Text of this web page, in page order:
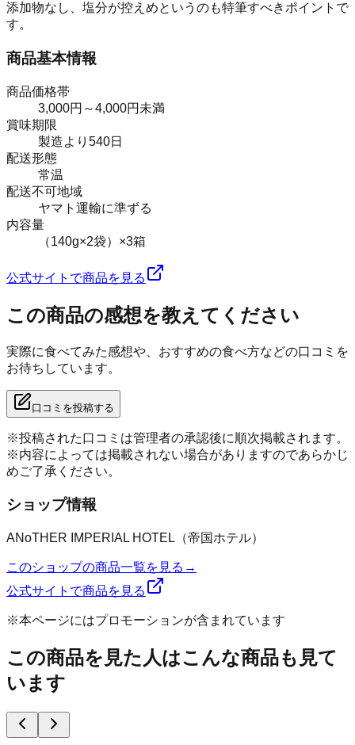
添加物なし、塩分が控えめというのも特筆すべきポイントで
す。
商品基本情報
商品価格帯
3,000円～4,000円未満
賞味期限
製造より540日
配送形態
常温
配送不可地域
ヤマト運輸に準ずる
内容量
（140g×2袋）×3箱
公式サイトで商品を見る
この商品の感想を教えてください
実際に食べてみた感想や、おすすめの食べ方などの口コミを
お待ちしています。
口コミを投稿する
※投稿された口コミは管理者の承認後に順次掲載されます。
※内容によっては掲載されない場合がありますのであらかじ
めご了承ください。
ショップ情報
ANoTHER IMPERIAL HOTEL（帝国ホテル）
このショップの商品一覧を見る →
公式サイトで商品を見る
※本ページにはプロモーションが含まれています
この商品を見た人はこんな商品も見て
います